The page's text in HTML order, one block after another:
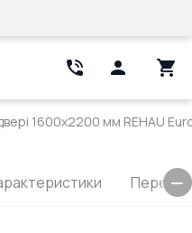
двері 1600x2200 мм REHAU